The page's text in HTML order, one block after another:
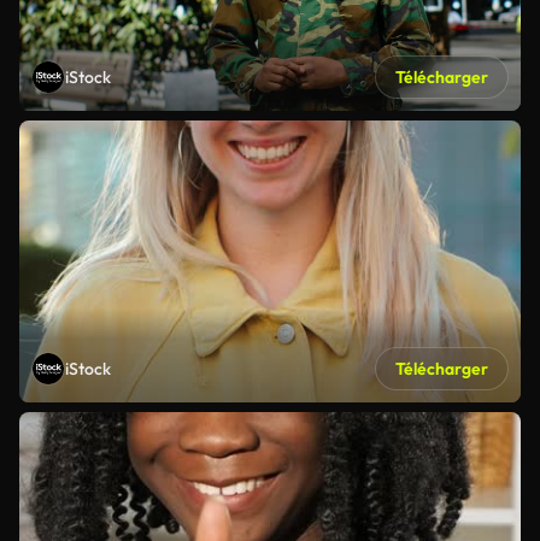
iStock Télécharger
iStock Télécharger